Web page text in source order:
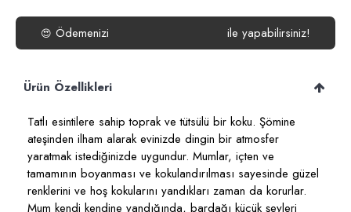
😍 Ödemenizi ile yapabilirsiniz!
Ürün Özellikleri
Tatlı esintilere sahip toprak ve tütsülü bir koku. Şömine
ateşinden ilham alarak evinizde dingin bir atmosfer
yaratmak istediğinizde uygundur. Mumlar, içten ve
tamamının boyanması ve kokulandırılması sayesinde güzel
renklerini ve hoş kokularını yandıkları zaman da korurlar.
Mum kendi kendine yandığında, bardağı küçük şeyleri